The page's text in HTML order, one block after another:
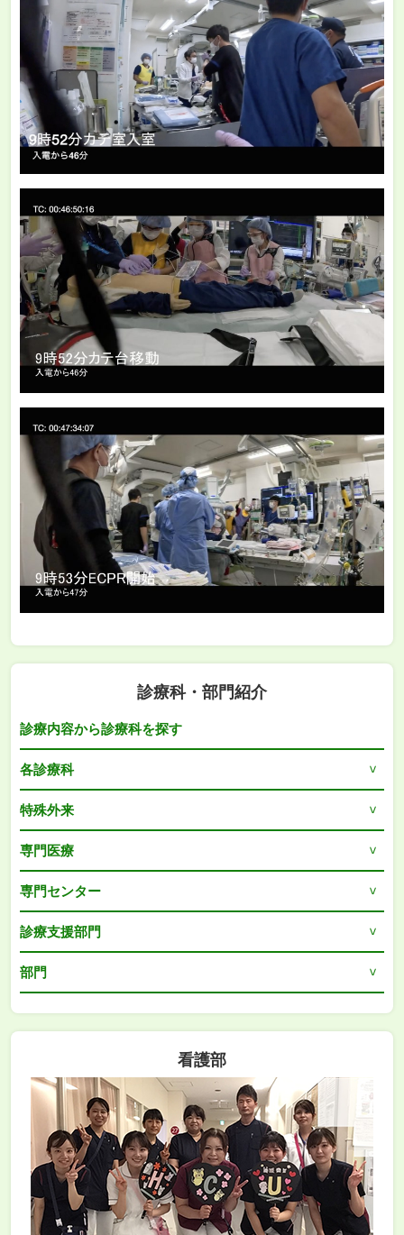
診療科・部門紹介
診療内容から診療科を探す
各診療科
特殊外来
専門医療
専門センター
診療支援部門
部門
看護部